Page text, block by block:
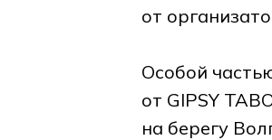
от
Особой
от GIPSY
на берегу